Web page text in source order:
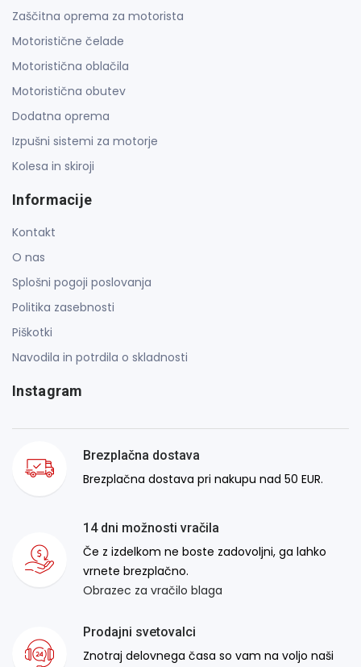
Zaščitna oprema za motorista
Motoristične čelade
Motoristična oblačila
Motoristična obutev
Dodatna oprema
Izpušni sistemi za motorje
Kolesa in skiroji
Informacije
Kontakt
O nas
Splošni pogoji poslovanja
Politika zasebnosti
Piškotki
Navodila in potrdila o skladnosti
Instagram
Brezplačna dostava
Brezplačna dostava pri nakupu nad 50 EUR.
14 dni možnosti vračila
Če z izdelkom ne boste zadovoljni, ga lahko
vrnete brezplačno.
Obrazec za vračilo blaga
Prodajni svetovalci
Znotraj delovnega časa so vam na voljo naši